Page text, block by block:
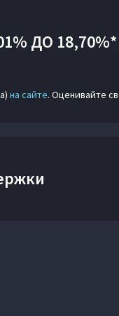
ДО
на сайте. Оценивайте